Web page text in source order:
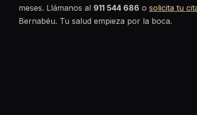
meses. Llámanos al 911 544 686 o solicita tu
Bernabéu. Tu salud empieza por la boca.